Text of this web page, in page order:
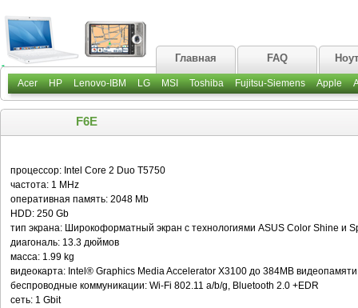
Главная FAQ
Acer HP Lenovo-IBM LG MSI Toshiba Fujitsu-Siemens Apple
F6E
процессор: Intel Core 2 Duo T5750
частота: 1 MHz
оперативная память: 2048 Mb
HDD: 250 Gb
тип экрана: Широкоформатный экран c технологиями ASUS Color Shine и
диагональ: 13.3 дюймов
масса: 1.99 kg
видеокарта: Intel® Graphics Media Accelerator X3100 до 384MB видеопамяти
беспроводные коммуникации: Wi-Fi 802.11 a/b/g, Bluetooth 2.0 +EDR
сеть: 1 Gbit